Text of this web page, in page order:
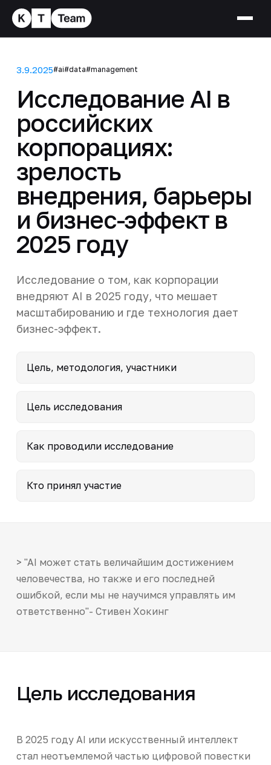
3.9.2025#ai#data#management
Исследование AI в
российских
корпорациях:
зрелость
внедрения, барьеры
и бизнес-эффект в
2025 году
Исследование о том, как корпорации
внедряют AI в 2025 году, что мешает
масштабированию и где технология дает
бизнес-эффект.
Цель, методология, участники
Цель исследования
Как проводили исследование
Кто принял участие
> "AI может стать величайшим достижением
человечества, но также и его последней
ошибкой, если мы не научимся управлять им
ответственно"- Стивен Хокинг
Цель исследования
В 2025 году AI или искусственный интеллект
стал неотъемлемой частью цифровой повестки